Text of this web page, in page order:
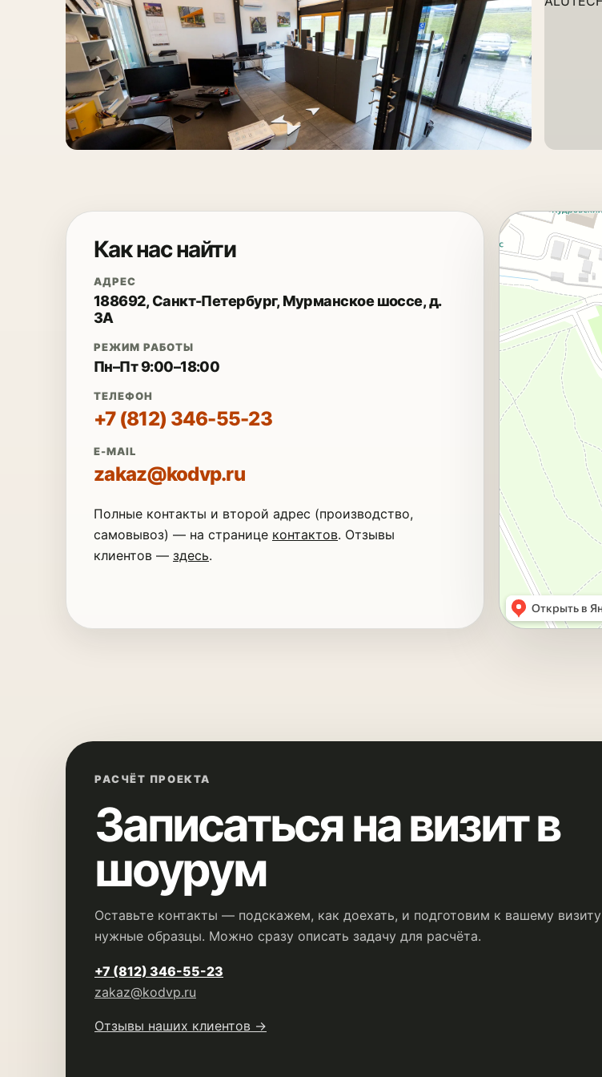
Как нас найти
АДРЕС
188692, Санкт-Петербург, Мурманское шоссе, д.
3А
РЕЖИМ РАБОТЫ
Пн–Пт 9:00–18:00
ТЕЛЕФОН
+7 (812) 346-55-23
E-MAIL
zakaz@kodvp.ru
Полные контакты и второй адрес (производство,
самовывоз) — на странице контактов. Отзывы
клиентов — здесь.
РАСЧЁТ ПРОЕКТА
Записаться на визит в
шоурум
Оставьте контакты — подскажем, как доехать, и подготовим к вашему визиту
нужные образцы. Можно сразу описать задачу для расчёта.
+7 (812) 346-55-23
zakaz@kodvp.ru
Отзывы наших клиентов →